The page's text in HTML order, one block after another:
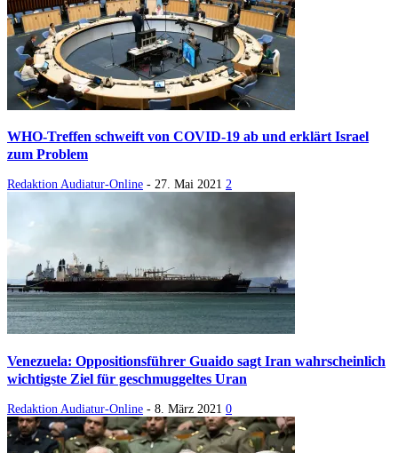
WHO-Treffen schweift von COVID-19 ab und erklärt Israel
zum Problem
Redaktion Audiatur-Online - 27. Mai 2021 2
Venezuela: Oppositionsführer Guaido sagt Iran wahrscheinlich
wichtigste Ziel für geschmuggeltes Uran
Redaktion Audiatur-Online - 8. März 2021 0